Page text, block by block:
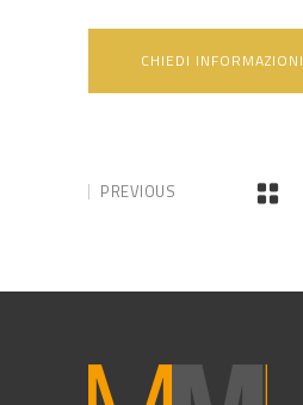
CHIEDI INFORMAZIONI
PREVIOUS